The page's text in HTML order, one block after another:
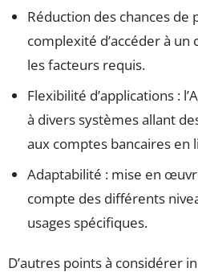
Réduction des chances de
complexité d’accéder à
les facteurs requis.
Flexibilité d’applications :
à divers systèmes allant
aux comptes bancaires en
Adaptabilité : mise en
compte des différents
usages spécifiques.
D’autres points à considérer